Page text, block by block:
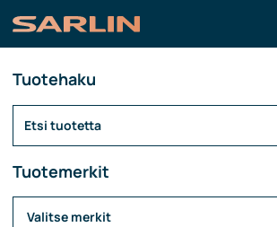
Tuotehaku
Tuotemerkit
Valitse merkit